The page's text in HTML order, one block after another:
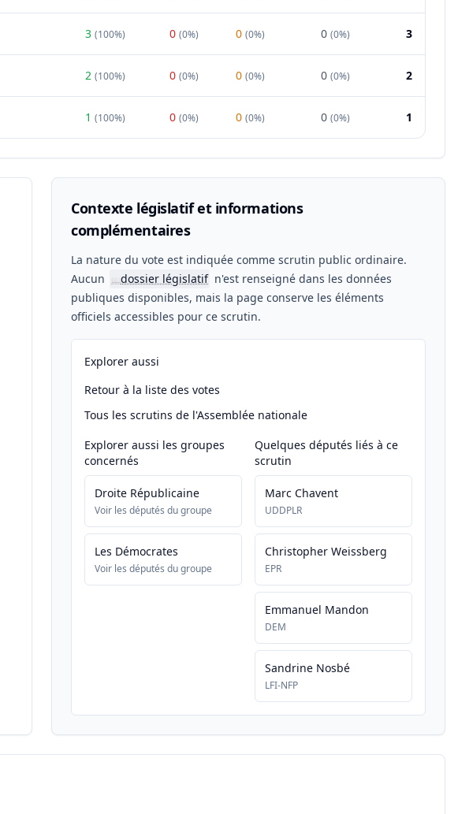
3 (100%) 0 (0%) 0 (0%) 0 (0%) 3
2 (100%) 0 (0%) 0 (0%) 0 (0%) 2
1 (100%) 0 (0%) 0 (0%) 0 (0%) 1
Contexte législatif et informations
complémentaires
La nature du vote est indiquée comme scrutin public ordinaire.
Aucun
📖dossier législatif n'est renseigné dans les données
publiques disponibles, mais la page conserve les éléments
officiels accessibles pour ce scrutin.
Explorer aussi
Retour à la liste des votes
Tous les scrutins de l'Assemblée nationale
Explorer aussi les groupes
concernés
Droite Républicaine
Voir les députés du groupe
Les Démocrates
Voir les députés du groupe
Quelques députés liés à ce
scrutin
Marc Chavent
UDDPLR
Christopher Weissberg
EPR
Emmanuel Mandon
DEM
Sandrine Nosbé
LFI-NFP